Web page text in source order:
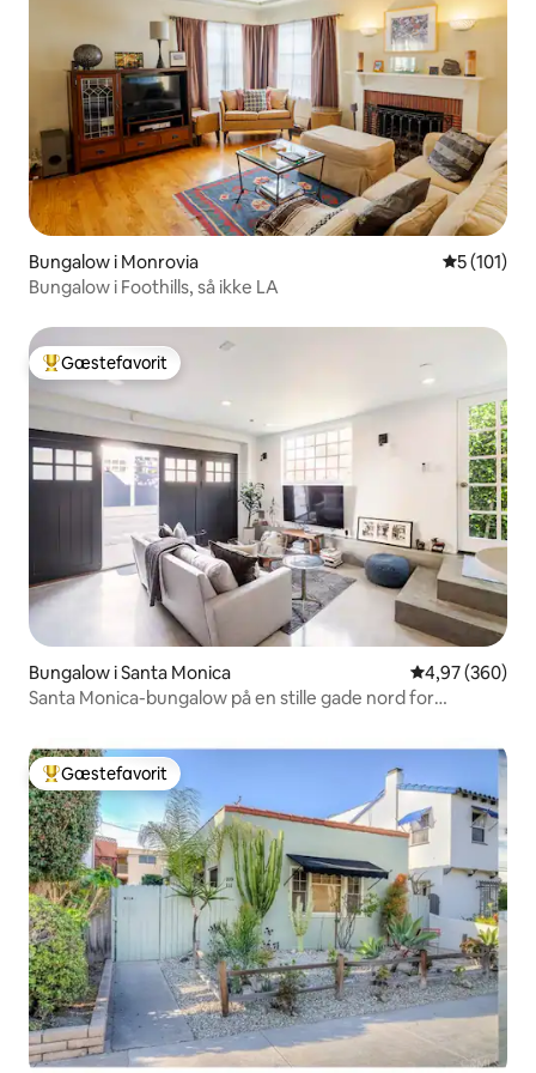
Bungalow i Monrovia 5 ud af 5 i
5 (101)
Bungalow i Foothills, så ikke LA
Bedste gæstefavorit
Gæstefavorit
Bungalow i Santa Monica 4,97 ud af 5 i
4,97 (360)
Santa Monica-bungalow på en stille gade nord for
Bedste gæstefavorit
Gæstefavorit